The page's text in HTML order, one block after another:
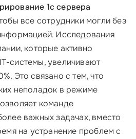
1с сервера
все сотрудники могли без
Исследования
которые активно
системы, увеличивают
Это связано с тем, что
неполадок в режиме
команде
важных задачах, вместо
на устранение проблем с